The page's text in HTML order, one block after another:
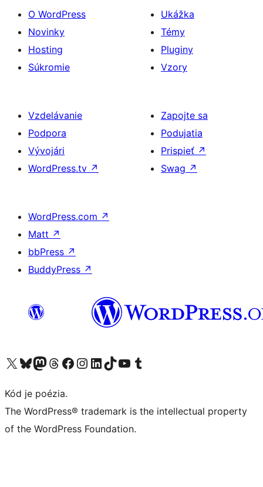
O WordPress
Novinky
Hosting
Súkromie
Ukážka
Témy
Pluginy
Vzory
Vzdelávanie
Podpora
Vývojári
WordPress.tv ↗
Zapojte sa
Podujatia
Prispieť ↗
Swag ↗
WordPress.com ↗
Matt ↗
bbPress ↗
BuddyPress ↗
Navštívte náš účet na X (predtým Twitter)
Navštívte náš účet na platforme Bluesky
Navštívte náš účet na Mastodone
Navštívte náš účet na platforme Threads
Navštívte našu stránku na Facebooku
Navštívte náš účet Instagram
Navštívte náš účet LinkedIn
Navštívte náš účet na platforme TikTok
Navštívte náš kanál YouTube
Navštívte náš účet na platforme Tumblr
Kód je poézia.
The WordPress® trademark is the intellectual property
of the WordPress Foundation.